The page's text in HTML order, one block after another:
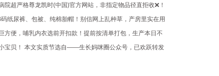
超严格尊龙凯时(中国)官方网站，非指定物品径直拒收❌！
纸尿裤、包被、纯棉胎帽！别信网上乱种草，产房里实在用
便，哺乳内衣选前开扣款！提前按清单打包，生产本日不
宝贝！ 本文实质节选自——生长妈咪圈公众号，已欢跃转发